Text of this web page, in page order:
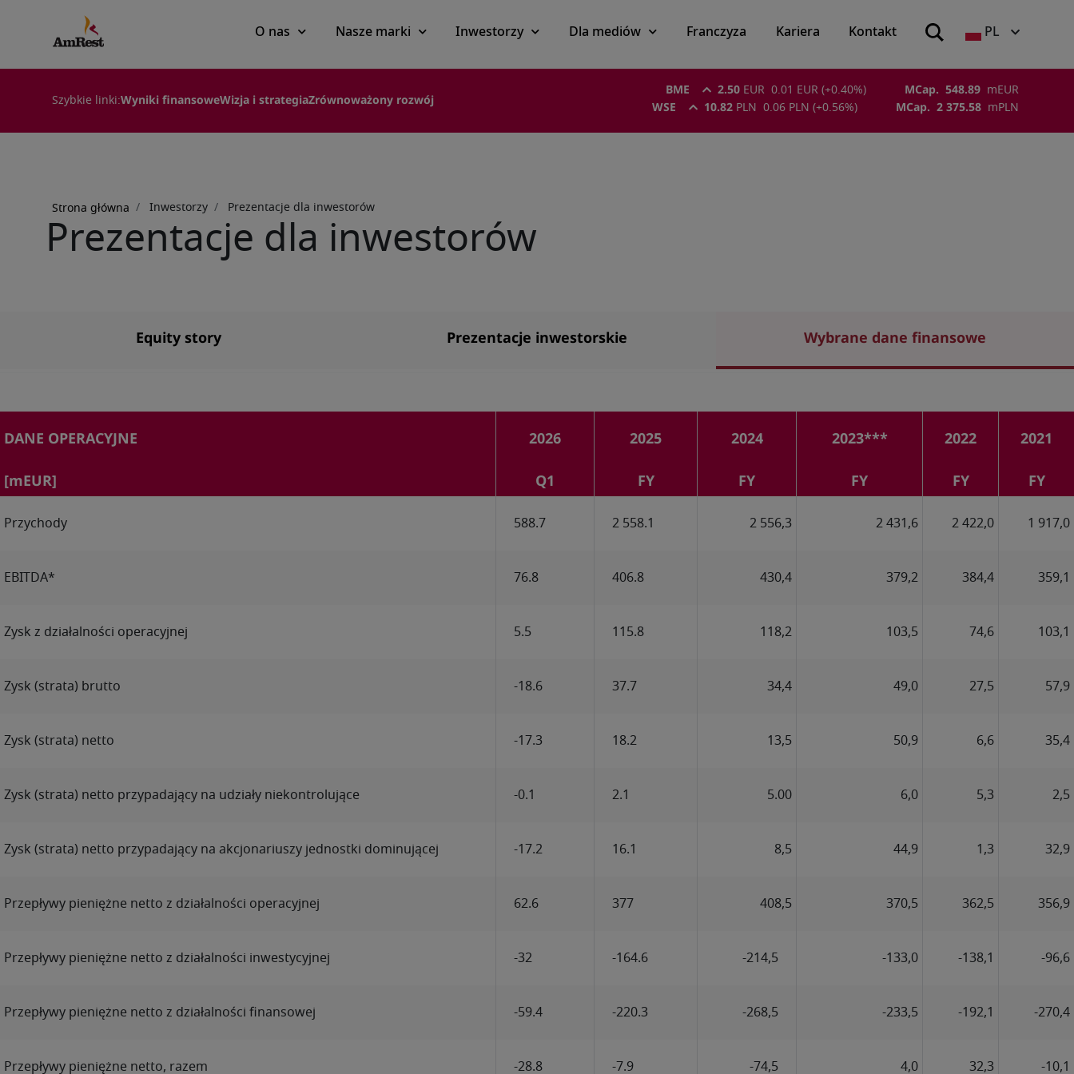
Main
O nas Nasze marki Inwestorzy Dla mediów Franczyza Kariera Kontakt PL
Szybkie linki:Wyniki finansoweWizja i strategiaZrównoważony rozwój
BME 2.50 EUR 0.01 EUR (+0.40%) MCap. 548.89 m EUR
WSE
10.82 PLN 0.06 PLN (+0.56%) MCap. 2 375.58 m PLN
Strona główna Inwestorzy Prezentacje dla inwestorów
Prezentacje dla inwestorów
Equity story Prezentacje inwestorskie Wybrane dane finansowe
DANE OPERACYJNE 2026 2025 2024 2023*** 2022 2021
[mEUR] Q1 FY FY FY FY FY
Przychody 588.7 2 558.1 2 556,3 2 431,6 2 422,0 1 917,0
EBITDA* 76.8 406.8 430,4 379,2 384,4 359,1
Zysk z działalności operacyjnej 5.5 115.8 118,2 103,5 74,6 103,1
Zysk (strata) brutto -18.6 37.7 34,4 49,0 27,5 57,9
Zysk (strata) netto -17.3 18.2 13,5 50,9 6,6 35,4
Zysk (strata) netto przypadający na udziały niekontrolujące -0.1 2.1 5.00 6,0 5,3 2,5
Zysk (strata) netto przypadający na akcjonariuszy jednostki dominującej -17.2 16.1 8,5 44,9 1,3 32,9
Przepływy pieniężne netto z działalności operacyjnej 62.6 377 408,5 370,5 362,5 356,9
Przepływy pieniężne netto z działalności inwestycyjnej -32 -164.6 -214,5 -133,0 -138,1 -96,6
Przepływy pieniężne netto z działalności finansowej -59.4 -220.3 -268,5 -233,5 -192,1 -270,4
Przepływy pieniężne netto, razem -28.8 -7.9 -74,5 4,0 32,3 -10,1